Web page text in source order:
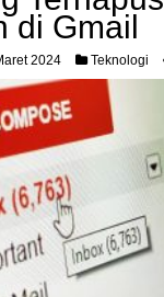
di Gmail
2024 Teknologi